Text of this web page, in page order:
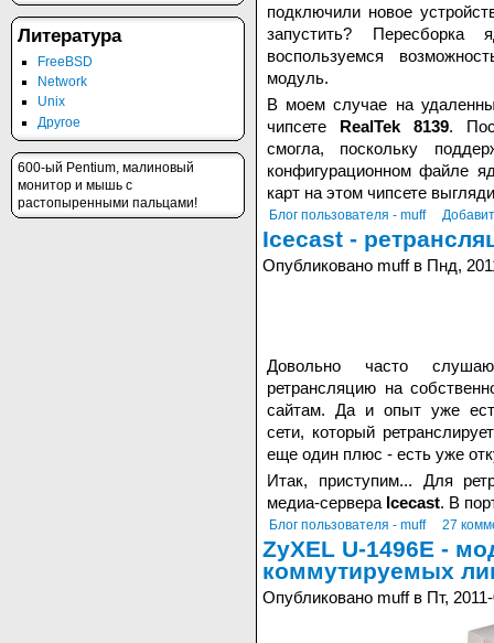
подключили новое
запустить?
воспользуемся
модуль.
В моем случае на
чипсете RealTek 8139.
смогла, поскольку
конфигурационном файле
карт на этом чипсете
Блог пользователя - muff
Icecast -
Опубликовано muff в Пнд,
Довольно часто
ретрансляцию на
сайтам. Да и опыт уже
сети, который
еще один плюс - есть уже
Итак, приступим... Для
медиа-сервера Icecast. В
Блог пользователя - muff 27
ZyXEL U-1496E -
коммутируемых
Опубликовано muff в Пт,
Литература
FreeBSD
Network
Unix
Другое
600-ый Pentium, малиновый
монитоp и мышь с
pастопыpенными пальцами!